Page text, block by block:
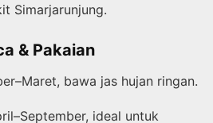
Simarjarunjung.
& Pakaian
bawa jas hujan ringan.
ideal untuk